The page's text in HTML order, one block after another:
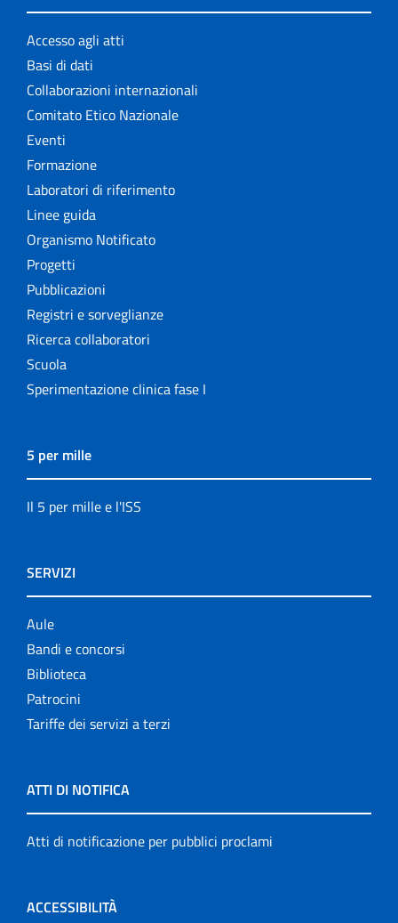
Accesso agli atti
Basi di dati
Collaborazioni internazionali
Comitato Etico Nazionale
Eventi
Formazione
Laboratori di riferimento
Linee guida
Organismo Notificato
Progetti
Pubblicazioni
Registri e sorveglianze
Ricerca collaboratori
Scuola
Sperimentazione clinica fase I
5 per mille
Il 5 per mille e l'ISS
SERVIZI
Aule
Bandi e concorsi
Biblioteca
Patrocini
Tariffe dei servizi a terzi
ATTI DI NOTIFICA
Atti di notificazione per pubblici proclami
ACCESSIBILITÀ